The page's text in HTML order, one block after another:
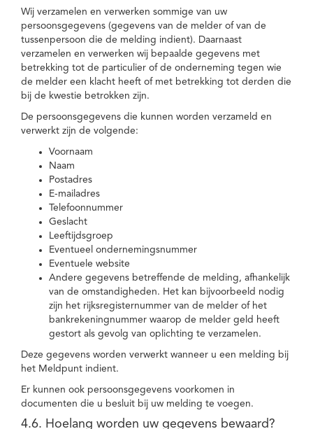
Wij verzamelen en verwerken sommige van uw
persoonsgegevens (gegevens van de melder of van de
tussenpersoon die de melding indient). Daarnaast
verzamelen en verwerken wij bepaalde gegevens met
betrekking tot de particulier of de onderneming tegen wie
de melder een klacht heeft of met betrekking tot derden die
bij de kwestie betrokken zijn.
De persoonsgegevens die kunnen worden verzameld en
verwerkt zijn de volgende:
Voornaam
Naam
Postadres
E-mailadres
Telefoonnummer
Geslacht
Leeftijdsgroep
Eventueel ondernemingsnummer
Eventuele website
Andere gegevens betreffende de melding, afhankelijk
van de omstandigheden. Het kan bijvoorbeeld nodig
zijn het rijksregisternummer van de melder of het
bankrekeningnummer waarop de melder geld heeft
gestort als gevolg van oplichting te verzamelen.
Deze gegevens worden verwerkt wanneer u een melding bij
het Meldpunt indient.
Er kunnen ook persoonsgegevens voorkomen in
documenten die u besluit bij uw melding te voegen.
4.6. Hoelang worden uw gegevens bewaard?